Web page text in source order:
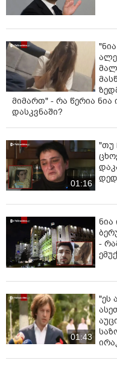
მიმართ" - რა წერია
დასკვნაში?
01:16
"თუ
ნია
-
01:43
"ეს